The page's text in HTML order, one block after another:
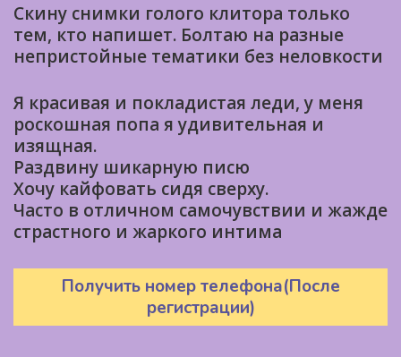
Скину снимки голого клитора только
тем, кто напишет. Болтаю на разные
непристойные тематики без неловкости
Я красивая и покладистая леди, у меня
роскошная попа я удивительная и
изящная.
Раздвину шикарную писю
Хочу кайфовать сидя сверху.
Часто в отличном самочувствии и жажде
страстного и жаркого интима
Получить номер телефона(После
регистрации)